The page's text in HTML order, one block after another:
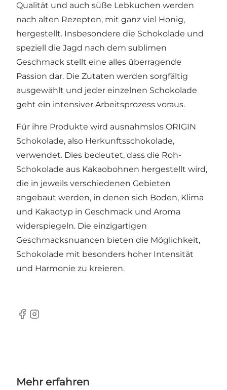
Qualität und auch süße Lebkuchen werden
nach alten Rezepten, mit ganz viel Honig,
hergestellt. Insbesondere die Schokolade und
speziell die Jagd nach dem sublimen
Geschmack stellt eine alles überragende
Passion dar. Die Zutaten werden sorgfältig
ausgewählt und jeder einzelnen Schokolade
geht ein intensiver Arbeitsprozess voraus.
Für ihre Produkte wird ausnahmslos ORIGIN
Schokolade, also Herkunftsschokolade,
verwendet. Dies bedeutet, dass die Roh-
Schokolade aus Kakaobohnen hergestellt wird,
die in jeweils verschiedenen Gebieten
angebaut werden, in denen sich Boden, Klima
und Kakaotyp in Geschmack und Aroma
widerspiegeln. Die einzigartigen
Geschmacksnuancen bieten die Möglichkeit,
Schokolade mit besonders hoher Intensität
und Harmonie zu kreieren.
Facebook
Instagram
Mehr erfahren